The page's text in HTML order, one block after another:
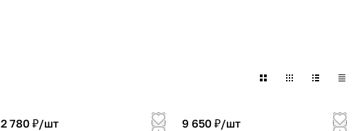
2 780 ₽/шт 9 650 ₽/шт